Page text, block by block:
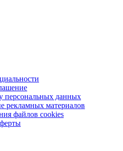
персональных данных
рекламных материалов
файлов cookies